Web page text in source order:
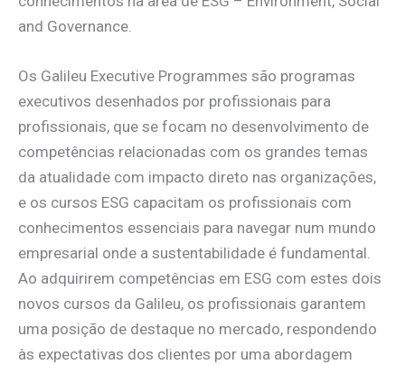
and Governance.
Os Galileu Executive Programmes são programas
executivos desenhados por profissionais para
profissionais, que se focam no desenvolvimento de
competências relacionadas com os grandes temas
da atualidade com impacto direto nas organizações,
e os cursos ESG capacitam os profissionais com
conhecimentos essenciais para navegar num mundo
empresarial onde a sustentabilidade é fundamental.
Ao adquirirem competências em ESG com estes dois
novos cursos da Galileu, os profissionais garantem
uma posição de destaque no mercado, respondendo
às expectativas dos clientes por uma abordagem